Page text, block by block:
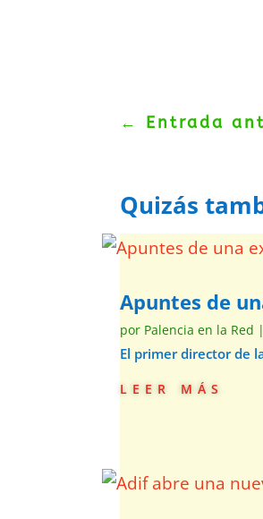
← Entrada
Quizás
Apuntes de
por Palencia en la Red |
El primer director de
leer más